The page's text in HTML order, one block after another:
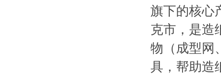
旗下的核心
克市，是造
物（成型网
具，帮助造